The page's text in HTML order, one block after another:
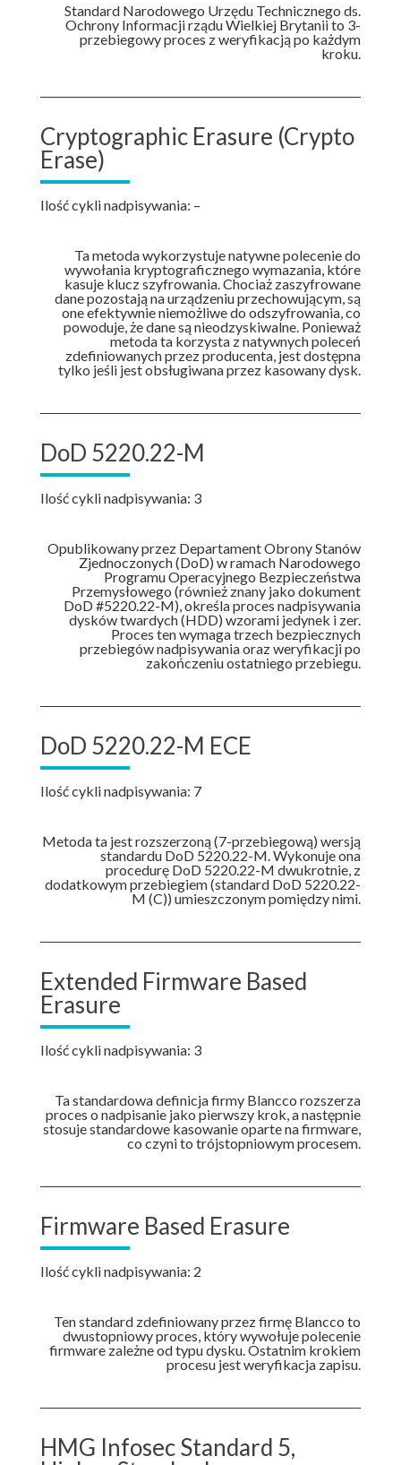
Standard Narodowego Urzędu Technicznego ds.
Ochrony Informacji rządu Wielkiej Brytanii to 3-
przebiegowy proces z weryfikacją po każdym
kroku.
Cryptographic Erasure (Crypto
Erase)
Ilość cykli nadpisywania: –
Ta metoda wykorzystuje natywne polecenie do
wywołania kryptograficznego wymazania, które
kasuje klucz szyfrowania. Chociaż zaszyfrowane
dane pozostają na urządzeniu przechowującym, są
one efektywnie niemożliwe do odszyfrowania, co
powoduje, że dane są nieodzyskiwalne. Ponieważ
metoda ta korzysta z natywnych poleceń
zdefiniowanych przez producenta, jest dostępna
tylko jeśli jest obsługiwana przez kasowany dysk.
DoD 5220.22-M
Ilość cykli nadpisywania: 3
Opublikowany przez Departament Obrony Stanów
Zjednoczonych (DoD) w ramach Narodowego
Programu Operacyjnego Bezpieczeństwa
Przemysłowego (również znany jako dokument
DoD #5220.22-M), określa proces nadpisywania
dysków twardych (HDD) wzorami jedynek i zer.
Proces ten wymaga trzech bezpiecznych
przebiegów nadpisywania oraz weryfikacji po
zakończeniu ostatniego przebiegu.
DoD 5220.22-M ECE
Ilość cykli nadpisywania: 7
Metoda ta jest rozszerzoną (7-przebiegową) wersją
standardu DoD 5220.22-M. Wykonuje ona
procedurę DoD 5220.22-M dwukrotnie, z
dodatkowym przebiegiem (standard DoD 5220.22-
M (C)) umieszczonym pomiędzy nimi.
Extended Firmware Based
Erasure
Ilość cykli nadpisywania: 3
Ta standardowa definicja firmy Blancco rozszerza
proces o nadpisanie jako pierwszy krok, a następnie
stosuje standardowe kasowanie oparte na firmware,
co czyni to trójstopniowym procesem.
Firmware Based Erasure
Ilość cykli nadpisywania: 2
Ten standard zdefiniowany przez firmę Blancco to
dwustopniowy proces, który wywołuje polecenie
firmware zależne od typu dysku. Ostatnim krokiem
procesu jest weryfikacja zapisu.
HMG Infosec Standard 5,